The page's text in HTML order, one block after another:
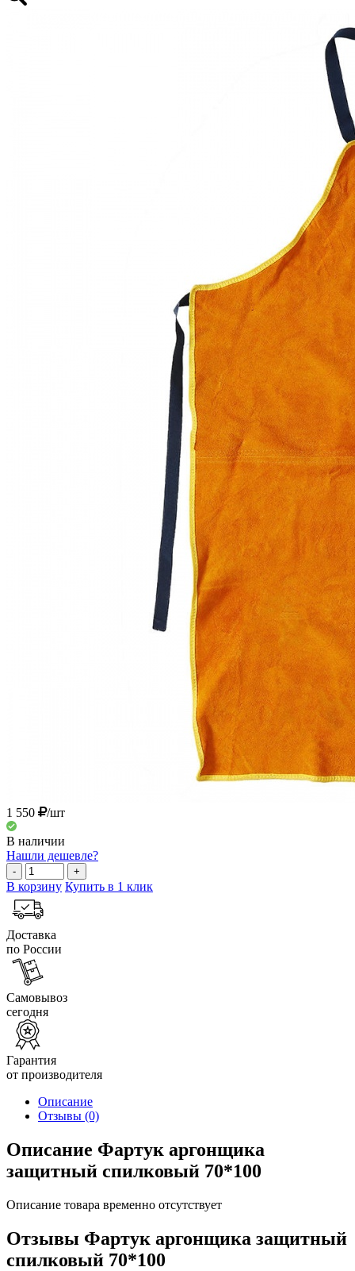
1 550 /шт
В наличии
Нашли дешевле?
- +
В корзину Купить в 1 клик
Доставка
по России
Самовывоз
сегодня
Гарантия
от производителя
Описание
Отзывы (0)
Описание Фартук аргонщика
защитный спилковый 70*100
Описание товара временно отсутствует
Отзывы Фартук аргонщика защитный
спилковый 70*100